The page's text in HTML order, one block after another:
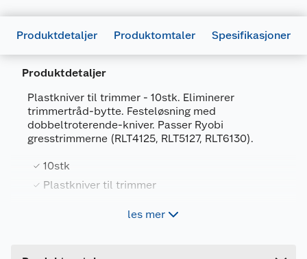
Produktdetaljer Produktomtaler Spesifikasjoner
Produktdetaljer
Plastkniver til trimmer - 10stk. Eliminerer
trimmertråd-bytte. Festeløsning med
dobbeltroterende-kniver. Passer Ryobi
gresstrimmerne (RLT4125, RLT5127, RLT6130).
10stk
Plastkniver til trimmer
les mer
Generelt